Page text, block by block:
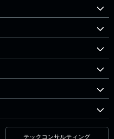
テックコンサルティング